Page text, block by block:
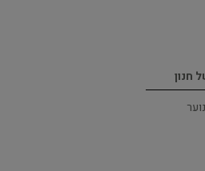
חנון